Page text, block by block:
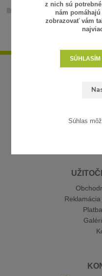
Inštalačný materiál
z nich sú
nám
zobrazovať vám
SÚHLASÍM
Súhlas